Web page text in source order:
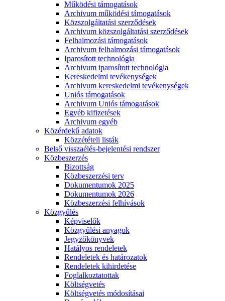
Működési támogatások
Archivum működési támogatások
Közszolgáltatási szerződések
Archivum közszolgáltatási szerződések
Felhalmozási támogatások
Archivum felhalmozási támogatások
Iparosított technológia
Archivum iparosított technológia
Kereskedelmi tevékenységek
Archivum kereskedelmi tevékenységek
Uniós támogatások
Archivum Uniós támogatások
Egyéb kifizetések
Archivum egyéb
Közérdekű adatok
Közzétételi listák
Belső visszaélés-bejelentési rendszer
Közbeszerzés
Bizottság
Közbeszerzési terv
Dokumentumok 2025
Dokumentumok 2026
Közbeszerzési felhívások
Közgyűlés
Képviselők
Közgyűlési anyagok
Jegyzőkönyvek
Hatályos rendeletek
Rendeletek és határozatok
Rendeletek kihirdetése
Foglalkoztatottak
Költségvetés
Költségvetés módosításai